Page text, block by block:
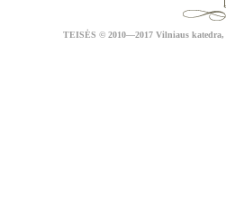
TEISĖS © 2010—2017 Vilniaus katedra,